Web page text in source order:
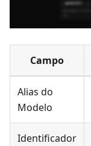
Campo
Alias do
Modelo
Identificador